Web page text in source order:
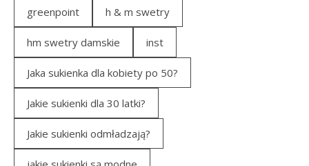
greenpoint h & m swetry
hm swetry damskie inst
Jaka sukienka dla kobiety po 50?
Jakie sukienki dla 30 latki?
Jakie sukienki odmładzają?